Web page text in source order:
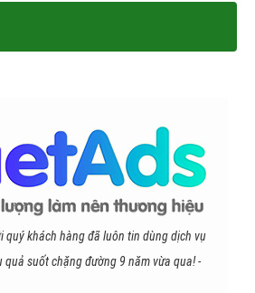
quý khách hàng đã luôn tin dùng dịch vụ
quả suốt chặng đường 9 năm vừa qua! -